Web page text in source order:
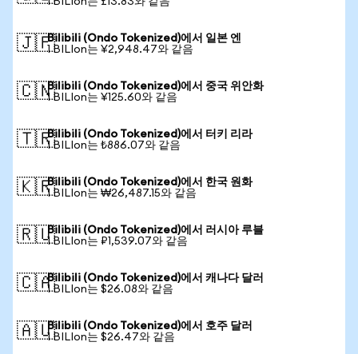
🇯🇵Bilibili (Ondo Tokenized)에서 일본 엔
1 BILIon는 ¥2,948.47와 같음
🇨🇳Bilibili (Ondo Tokenized)에서 중국 위안화
1 BILIon는 ¥125.60와 같음
🇹🇷Bilibili (Ondo Tokenized)에서 터키 리라
1 BILIon는 ₺886.07와 같음
🇰🇷Bilibili (Ondo Tokenized)에서 한국 원화
1 BILIon는 ₩26,487.15와 같음
🇷🇺Bilibili (Ondo Tokenized)에서 러시아 루블
1 BILIon는 ₽1,539.07와 같음
🇨🇦Bilibili (Ondo Tokenized)에서 캐나다 달러
1 BILIon는 $26.08와 같음
🇦🇺Bilibili (Ondo Tokenized)에서 호주 달러
1 BILIon는 $26.47와 같음